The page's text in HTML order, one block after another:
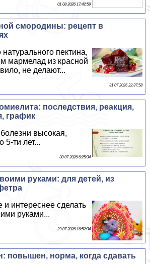
01 08 2026 17:42:59
смородины: рецепт в
пектина,
мармелад из красной
не делают...
31 07 2026 22:37:58
последствия, реакция,
график
высокая,
5-ти лет...
30 07 2026 6:25:34
руками: для детей, из
и интереснее сделать
руками...
29 07 2026 16:52:34
повышен, норма, когда сдавать